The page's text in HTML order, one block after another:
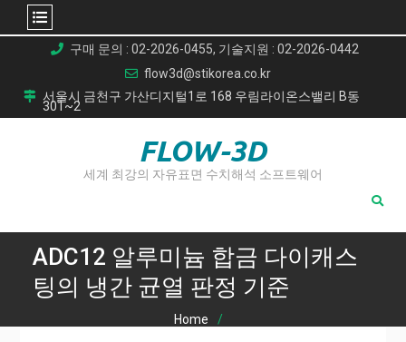
content
구매 문의 : 02-2026-0455, 기술지원 : 02-2026-0442
flow3d@stikorea.co.kr
서울시 금천구 가산디지털1로 168 우림라이온스밸리 B동
301~2
FLOW-3D
세계 최강의 자유표면 수치해석 소프트웨어
ADC12 알루미늄 합금 다이캐스
팅의 냉간 균열 판정 기준
Home